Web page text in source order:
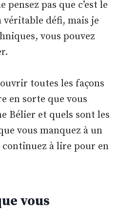
pas que c’est le
véritable défi, mais je
vous pouvez
toutes les façons
en sorte que vous
Bélier et quels sont les
vous manquez à un
à lire pour en
vous